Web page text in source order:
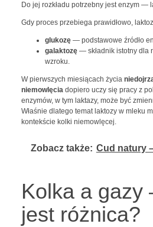
Do jej rozkładu potrzebny jest enzym —
Gdy proces przebiega prawidłowo,
glukozę— podstawowe źródło
galaktozę— składnik istotny dla
wzroku.
W pierwszych miesiącach życia
niemowlęciadopiero uczy się pracy z
enzymów, w tym laktazy, może być
Właśnie dlatego temat laktozy w mleku
kontekście kolki niemowlęcej.
Zobacz także: Cud natury
Kolka a gazy
jest różnica?